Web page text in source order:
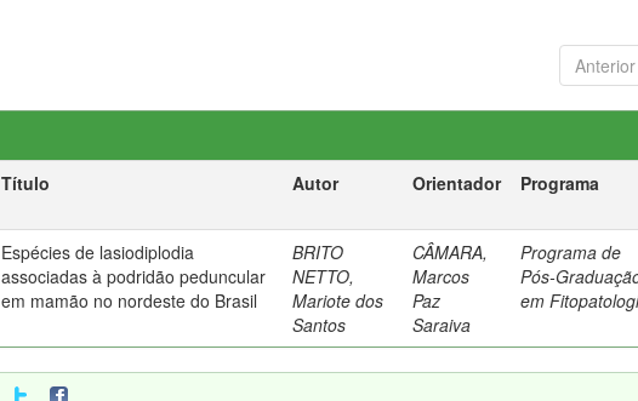
Anterior
Título Autor Orientador Programa
Espécies de lasiodiplodia
associadas à podridão peduncular
em mamão no nordeste do Brasil
BRITO
NETTO,
Mariote dos
Santos
CÂMARA,
Marcos
Paz
Saraiva
Programa de
Pós-
em